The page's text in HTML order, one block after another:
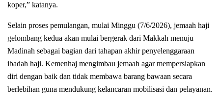
koper,” katanya.
Selain proses pemulangan, mulai Minggu (7/6/2026), jemaah haji
gelombang kedua akan mulai bergerak dari Makkah menuju
Madinah sebagai bagian dari tahapan akhir penyelenggaraan
ibadah haji. Kemenhaj mengimbau jemaah agar mempersiapkan
diri dengan baik dan tidak membawa barang bawaan secara
berlebihan guna mendukung kelancaran mobilisasi dan pelayanan.